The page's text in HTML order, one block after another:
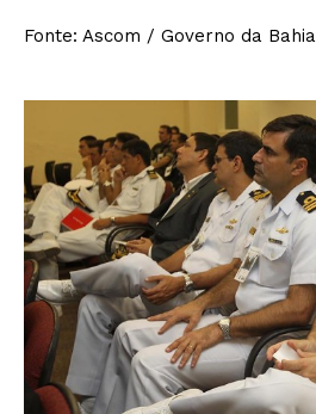
Fonte: Ascom / Governo da Bahia